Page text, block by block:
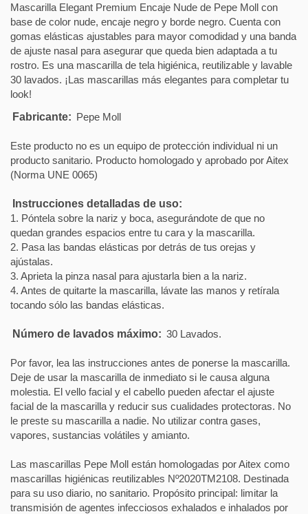
Mascarilla Elegant Premium Encaje Nude de Pepe Moll con
base de color nude, encaje negro y borde negro. Cuenta con
gomas elásticas ajustables para mayor comodidad y una banda
de ajuste nasal para asegurar que queda bien adaptada a tu
rostro. Es una mascarilla de tela higiénica, reutilizable y lavable
30 lavados. ¡Las mascarillas más elegantes para completar tu
look!
Fabricante: Pepe Moll
Este producto no es un equipo de protección individual ni un
producto sanitario. Producto homologado y aprobado por Aitex
(Norma UNE 0065)
Instrucciones detalladas de uso:
1. Póntela sobre la nariz y boca, asegurándote de que no
quedan grandes espacios entre tu cara y la mascarilla.
2. Pasa las bandas elásticas por detrás de tus orejas y
ajústalas.
3. Aprieta la pinza nasal para ajustarla bien a la nariz.
4. Antes de quitarte la mascarilla, lávate las manos y retírala
tocando sólo las bandas elásticas.
Número de lavados máximo: 30 Lavados.
Por favor, lea las instrucciones antes de ponerse la mascarilla.
Deje de usar la mascarilla de inmediato si le causa alguna
molestia. El vello facial y el cabello pueden afectar el ajuste
facial de la mascarilla y reducir sus cualidades protectoras. No
le preste su mascarilla a nadie. No utilizar contra gases,
vapores, sustancias volátiles y amianto.
Las mascarillas Pepe Moll están homologadas por Aitex como
mascarillas higiénicas reutilizables Nº2020TM2108. Destinada
para su uso diario, no sanitario. Propósito principal: limitar la
transmisión de agentes infecciosos exhalados e inhalados por